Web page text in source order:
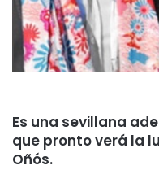
Es una sevillana
que pronto verá la
Oñós.